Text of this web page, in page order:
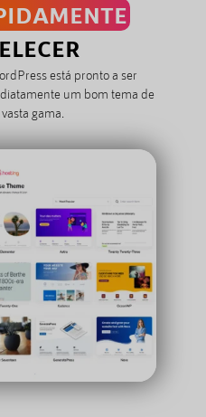
está pronto a ser
um bom tema de
gama.